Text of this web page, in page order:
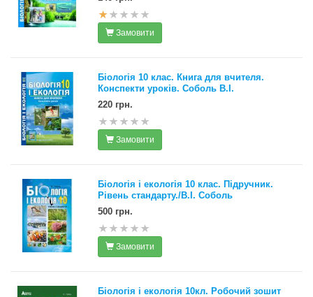
Замовити
Біологія 10 клас. Книга для вчителя.
Конспекти уроків. Соболь В.І.
220 грн.
Замовити
Біологія і екологія 10 клас. Підручник.
Рівень стандарту./В.І. Соболь
500 грн.
Замовити
Біологія і екологія 10кл. Робочий зошит